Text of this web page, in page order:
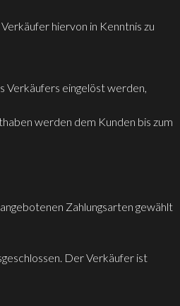
hiervon in Kenntnis zu
Verkäufers eingelöst werden,
werden dem Kunden bis zum
Zahlungsarten gewählt
Der Verkäufer ist